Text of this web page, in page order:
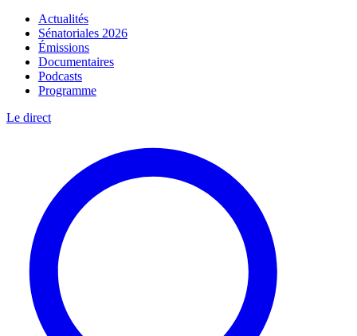
Actualités
Sénatoriales 2026
Émissions
Documentaires
Podcasts
Programme
Le direct